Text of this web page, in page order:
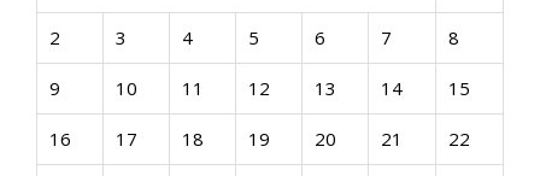
2 3 4 5 6 7 8
9 10 11 12 13 14 15
16 17 18 19 20 21 22